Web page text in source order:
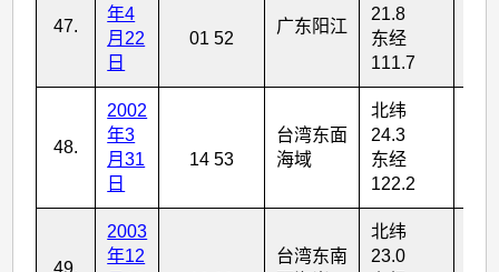
47.
年4
月22
日
01 52
广东阳江
21.8
东经
111.7
48.
2002
年3
月31
日
14 53
台湾东面
海域
北纬
24.3
东经
122.2
49.
2003
年12
台湾东南
北纬
23.0